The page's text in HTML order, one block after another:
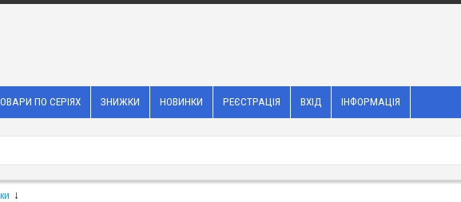
ПО СЕРІЯХ ЗНИЖКИ НОВИНКИ РЕЄСТРАЦІЯ ВХІД ІНФОРМАЦІЯ
↓